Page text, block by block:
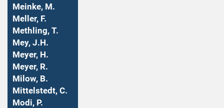
Meinke, M.
Meller, F.
Methling, T.
Mey, J.H.
Meyer, H.
Meyer, R.
Milow, B.
Mittelstedt, C.
Modi, P.